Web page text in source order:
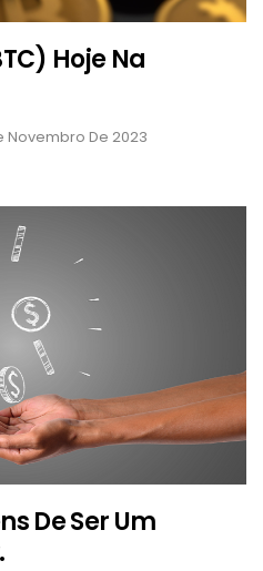
Hoje Na
Novembro De 2023
De Ser Um